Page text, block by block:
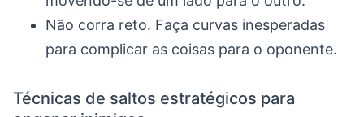
Não corra reto. Faça curvas inesperadas
para complicar as coisas para o oponente.
Técnicas de saltos estratégicos para